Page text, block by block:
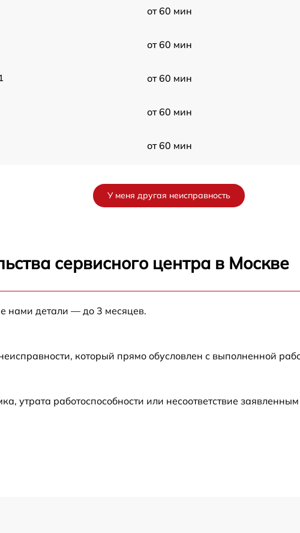
от 60 мин
от 60 мин
от 60 мин
от 60 мин
от 60 мин
У меня другая неисправность
сервисного центра в Москве
нами детали — до 3 месяцев.
который прямо обусловлен с выполненной
утрата работоспособности или несоответствие